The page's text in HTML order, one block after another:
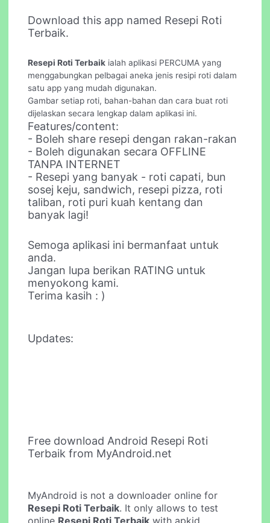
Download this app named Resepi Roti
Terbaik.
Resepi Roti Terbaik ialah aplikasi PERCUMA yang
menggabungkan pelbagai aneka jenis resipi roti dalam
satu app yang mudah digunakan.
Gambar setiap roti, bahan-bahan dan cara buat roti
dijelaskan secara lengkap dalam aplikasi ini.
Features/content:
- Boleh share resepi dengan rakan-rakan
- Boleh digunakan secara OFFLINE
TANPA INTERNET
- Resepi yang banyak - roti capati, bun
sosej keju, sandwich, resepi pizza, roti
taliban, roti puri kuah kentang dan
banyak lagi!
Semoga aplikasi ini bermanfaat untuk
anda.
Jangan lupa berikan RATING untuk
menyokong kami.
Terima kasih : )
Updates:
Free download Android Resepi Roti
Terbaik from MyAndroid.net
MyAndroid is not a downloader online for
Resepi Roti Terbaik. It only allows to test
online Resepi Roti Terbaik with apkid